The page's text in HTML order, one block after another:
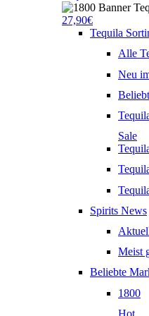
27,90€
Tequila
Alle
Neu
Sale
Spirits News
Meist
Beliebte
1800
Hot